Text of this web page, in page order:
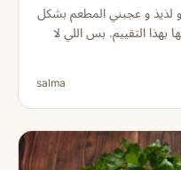
لذيذ و عجبني المطعم بشكل
بهذا التقييم. بس اللي لا
salma